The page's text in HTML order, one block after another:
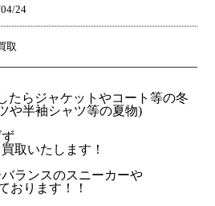
24
取
たらジャケットやコート等の冬
や半袖シャツ等の夏物)
取いたします！
ランスのスニーカーや
おります！！